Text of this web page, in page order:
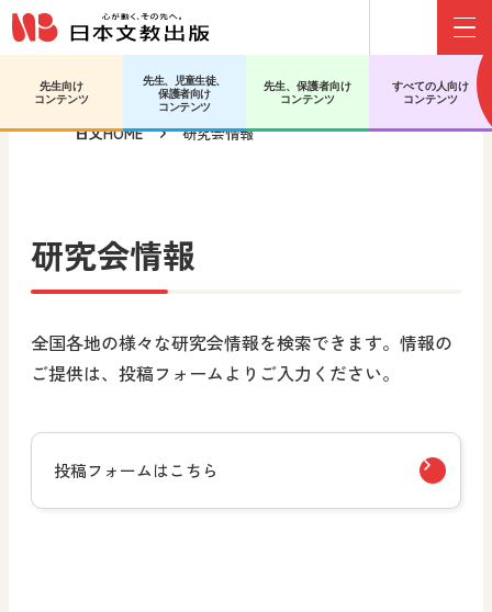
メインコンテンツへ移動
先生向け
コンテンツ
先生、児童生徒、
保護者向け
コンテンツ
先生、保護者向け
コンテンツ
すべての人向け
コンテンツ
日文HOME 研究会情報
研究会情報
全国各地の様々な研究会情報を検索できます。情報の
ご提供は、投稿フォームよりご入力ください。
投稿フォームはこちら